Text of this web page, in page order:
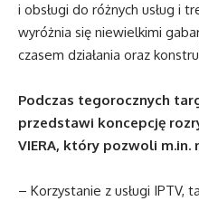
i obsługi do różnych usług i
wyróżnia się niewielkimi
czasem działania oraz
Podczas tegorocznych
przedstawi koncepcję
VIERA, który pozwoli m.in.
– Korzystanie z usługi IPTV,